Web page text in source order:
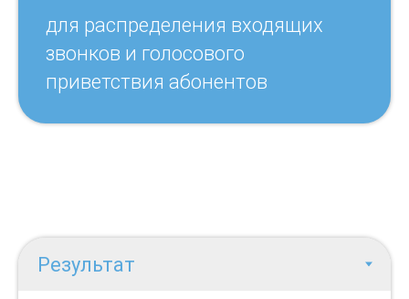
для распределения входящих
звонков и голосового
приветствия абонентов